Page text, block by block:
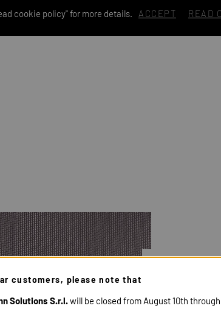
cookie policy" for more details. ACCEPT READ
customers, please note that
Solutions S.r.l.will be closed from August 10th